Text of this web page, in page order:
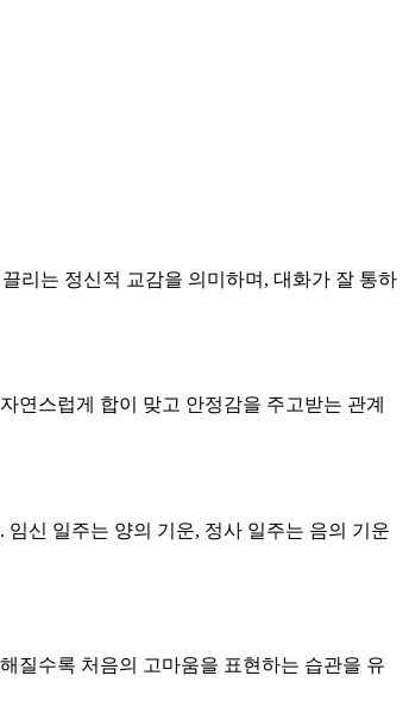
리는 정신적 교감을 의미하며, 대화가 잘 통하
연스럽게 합이 맞고 안정감을 주고받는 관계
신 일주는 양의 기운, 정사 일주는 음의 기운
질수록 처음의 고마움을 표현하는 습관을 유